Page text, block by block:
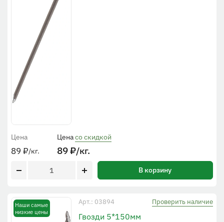
Цена
89 ₽/кг.
Ценасо скидкой
89₽/кг.
В корзину
Наши самые
низкие цены
Арт.: 03894 Проверить наличие
Гвозди 5*150мм